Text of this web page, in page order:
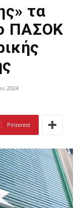
τα
ΠΑΣΟΚ
2024
Pinterest